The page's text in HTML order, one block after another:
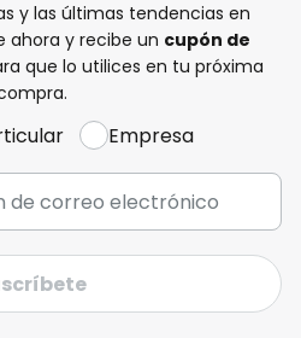
y las últimas tendencias en
ahora y recibe un cupón de
que lo utilices en tu próxima
Empresa